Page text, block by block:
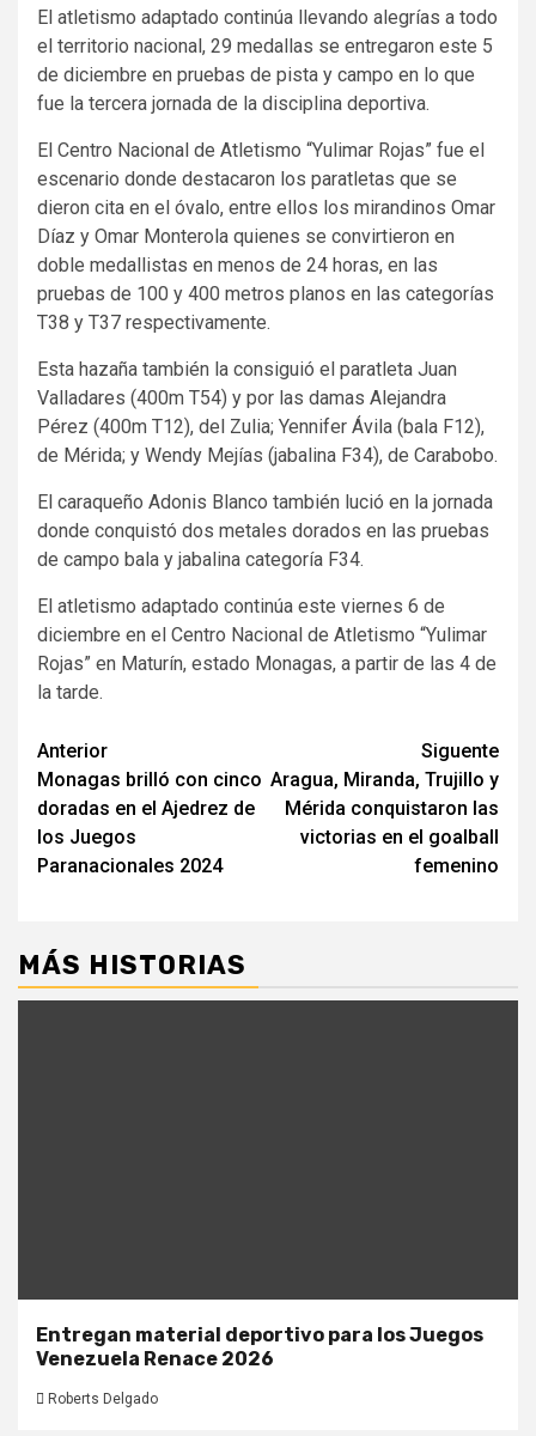
El atletismo adaptado continúa llevando alegrías a todo
el territorio nacional, 29 medallas se entregaron este 5
de diciembre en pruebas de pista y campo en lo que
fue la tercera jornada de la disciplina deportiva.
El Centro Nacional de Atletismo “Yulimar Rojas” fue el
escenario donde destacaron los paratletas que se
dieron cita en el óvalo, entre ellos los mirandinos Omar
Díaz y Omar Monterola quienes se convirtieron en
doble medallistas en menos de 24 horas, en las
pruebas de 100 y 400 metros planos en las categorías
T38 y T37 respectivamente.
Esta hazaña también la consiguió el paratleta Juan
Valladares (400m T54) y por las damas Alejandra
Pérez (400m T12), del Zulia; Yennifer Ávila (bala F12),
de Mérida; y Wendy Mejías (jabalina F34), de Carabobo.
El caraqueño Adonis Blanco también lució en la jornada
donde conquistó dos metales dorados en las pruebas
de campo bala y jabalina categoría F34.
El atletismo adaptado continúa este viernes 6 de
diciembre en el Centro Nacional de Atletismo “Yulimar
Rojas” en Maturín, estado Monagas, a partir de las 4 de
la tarde.
Navegación
de
entradas
Anterior
Monagas brilló con cinco
doradas en el Ajedrez de
los Juegos
Paranacionales 2024
Siguente
Aragua, Miranda, Trujillo y
Mérida conquistaron las
victorias en el goalball
femenino
MÁS HISTORIAS
Entregan material deportivo para los Juegos
Venezuela Renace 2026
Roberts Delgado